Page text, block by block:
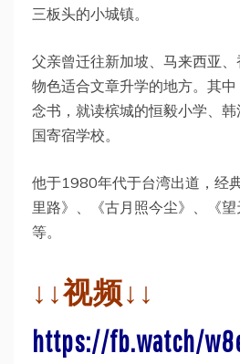
三板头的小城镇。
父亲曾迁往新加坡、马来西亚
物色适合文章升学的地方。其
念书，就读槟城的恒毅小学、
国寄宿学校。
他于1980年代于台湾出道，经
里路》、《古月照今尘》、《望
等。
↓↓视频↓↓
https://fb.watch/